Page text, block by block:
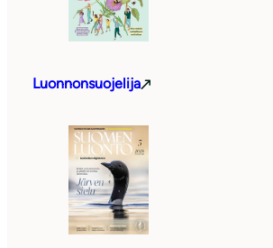
Luonnonsuojelija